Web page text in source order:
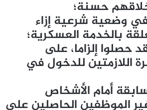
حسنة؛
وضعية شرعية إزاء
بالخدمة العسكرية؛
حصلوا إلزاما، على
اللازمتين للدخول في
أمام الأشخاص
الموظفين الحاصلين على